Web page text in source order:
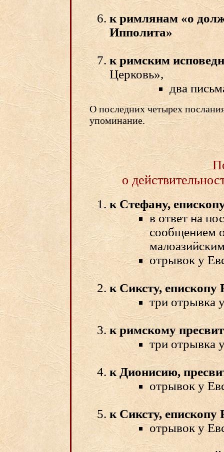
к римлянам «о
Ипполита»
к римским
Церковь»,
два
О последних четырех
упоминание.
о
к Стефану,
в ответ на
сообщением
отрывок у
к Сиксту, епископу
три отрывка
к римскому
три отрывка
к Дионисию,
отрывок у
к Сиксту, епископу
отрывок у